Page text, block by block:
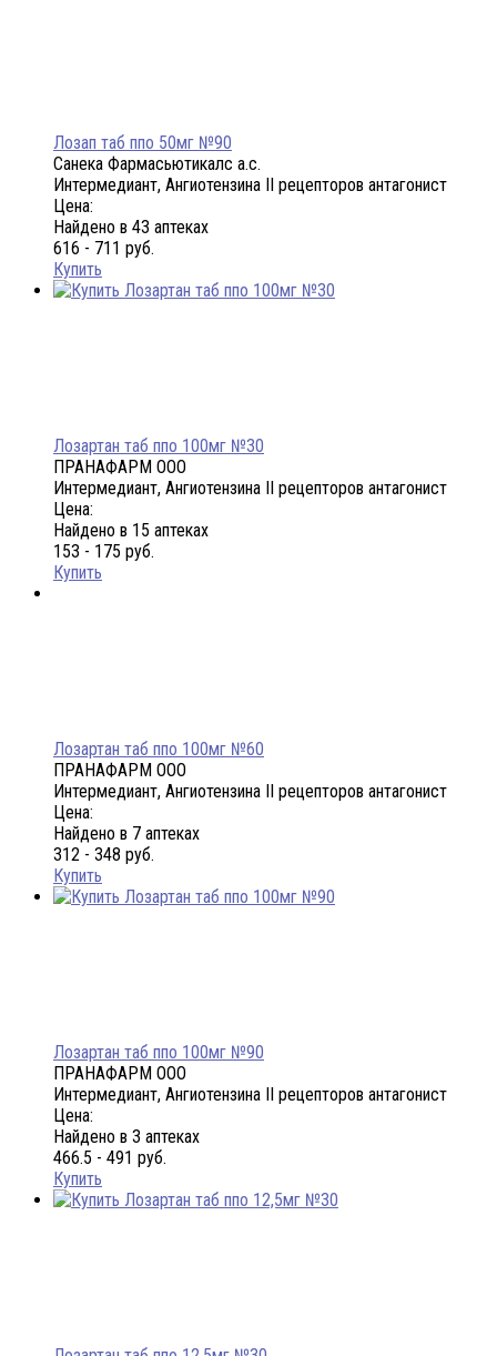
Лозап таб ппо 50мг №90
Санека Фармасьютикалс а.с.
Интермедиант, Ангиотензина II рецепторов антагонист
Цена:
Найдено в 43 аптеках
616 - 711 руб.
Купить
Лозартан таб ппо 100мг №30
ПРАНАФАРМ ООО
Интермедиант, Ангиотензина II рецепторов антагонист
Цена:
Найдено в 15 аптеках
153 - 175 руб.
Купить
Лозартан таб ппо 100мг №60
ПРАНАФАРМ ООО
Интермедиант, Ангиотензина II рецепторов антагонист
Цена:
Найдено в 7 аптеках
312 - 348 руб.
Купить
Лозартан таб ппо 100мг №90
ПРАНАФАРМ ООО
Интермедиант, Ангиотензина II рецепторов антагонист
Цена:
Найдено в 3 аптеках
466.5 - 491 руб.
Купить